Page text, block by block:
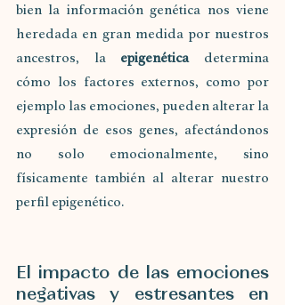
bien la información genética nos viene
heredada en gran medida por nuestros
ancestros, la epigenética determina
cómo los factores externos, como por
ejemplo las emociones, pueden alterar la
expresión de esos genes, afectándonos
no solo emocionalmente, sino
físicamente también al alterar nuestro
perfil epigenético.
El impacto de las emociones
negativas y estresantes en